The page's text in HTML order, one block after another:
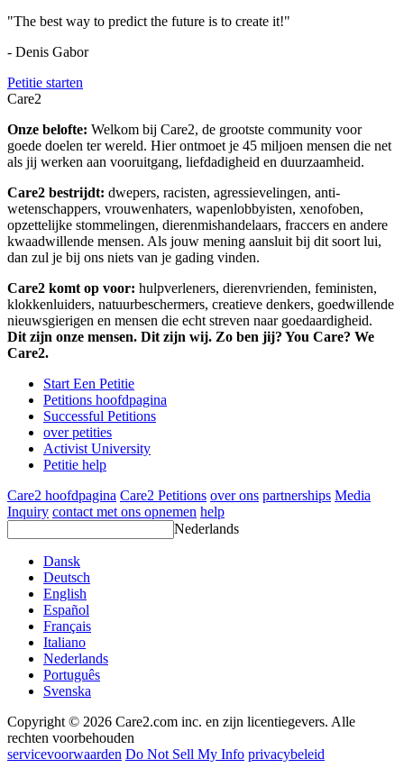
"The best way to predict the future is to create it!"
- Denis Gabor
Petitie starten
Care2
Onze belofte: Welkom bij Care2, de grootste community voor
goede doelen ter wereld. Hier ontmoet je 45 miljoen mensen die net
als jij werken aan vooruitgang, liefdadigheid en duurzaamheid.
Care2 bestrijdt: dwepers, racisten, agressievelingen, anti-
wetenschappers, vrouwenhaters, wapenlobbyisten, xenofoben,
opzettelijke stommelingen, dierenmishandelaars, fraccers en andere
kwaadwillende mensen. Als jouw mening aansluit bij dit soort lui,
dan zul je bij ons niets van je gading vinden.
Care2 komt op voor: hulpverleners, dierenvrienden, feministen,
klokkenluiders, natuurbeschermers, creatieve denkers, goedwillende
nieuwsgierigen en mensen die echt streven naar goedaardigheid.
Dit zijn onze mensen. Dit zijn wij. Zo ben jij? You Care? We
Care2.
Start Een Petitie
Petitions hoofdpagina
Successful Petitions
over petities
Activist University
Petitie help
Care2 hoofdpagina Care2 Petitions over ons partnerships Media
Inquiry contact met ons opnemen help
Nederlands
Dansk
Deutsch
English
Español
Français
Italiano
Nederlands
Português
Svenska
Copyright © 2026 Care2.com inc. en zijn licentiegevers. Alle
rechten voorbehouden
servicevoorwaarden Do Not Sell My Info privacybeleid